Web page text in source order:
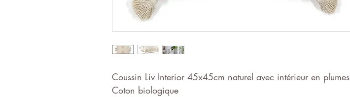
Coussin Liv Interior 45x45cm naturel avec intérieur en plumes
Coton biologique